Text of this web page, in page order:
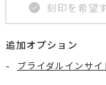
刻印を希望
追加オプション
-
ブライダルインサ